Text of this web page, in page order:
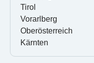
Tirol
Vorarlberg
Oberösterreich
Kärnten